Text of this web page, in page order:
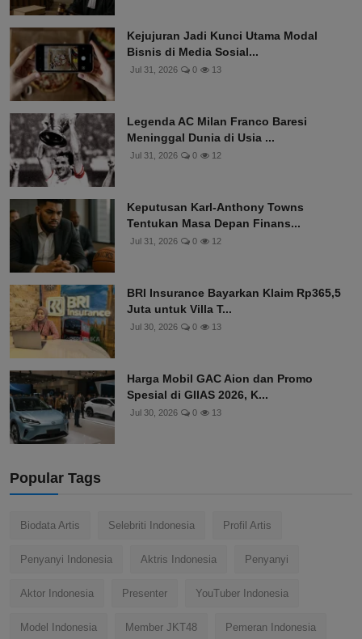
Kejujuran Jadi Kunci Utama Modal
Bisnis di Media Sosial...
Jul 31, 2026 0 13
Legenda AC Milan Franco Baresi
Meninggal Dunia di Usia ...
Jul 31, 2026 0 12
Keputusan Karl-Anthony Towns
Tentukan Masa Depan Finans...
Jul 31, 2026 0 12
BRI Insurance Bayarkan Klaim Rp365,5
Juta untuk Villa T...
Jul 30, 2026 0 13
Harga Mobil GAC Aion dan Promo
Spesial di GIIAS 2026, K...
Jul 30, 2026 0 13
Popular Tags
Biodata Artis Selebriti Indonesia Profil Artis
Penyanyi Indonesia Aktris Indonesia Penyanyi
Aktor Indonesia Presenter YouTuber Indonesia
Model Indonesia Member JKT48 Pemeran Indonesia